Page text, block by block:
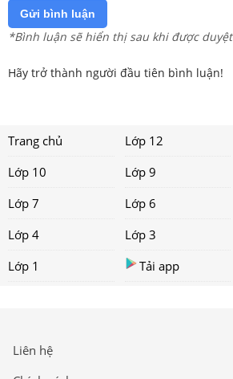
Gửi bình luận
*Bình luận sẽ hiển thị sau khi được duyệt
Hãy trở thành người đầu tiên bình luận!
Trang chủ Lớp 12
Lớp 10
Lớp 9
Lớp 7
Lớp 6
Lớp 4
Lớp 3
Lớp 1
Tải app
Liên hệ